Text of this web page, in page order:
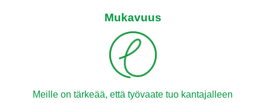
Mukavuus
Meille on tärkeää, että työvaate tuo kantajalleen